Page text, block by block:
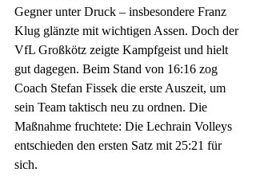
Gegner unter Druck – insbesondere Franz
Klug glänzte mit wichtigen Assen. Doch der
VfL Großkötz zeigte Kampfgeist und hielt
gut dagegen. Beim Stand von 16:16 zog
Coach Stefan Fissek die erste Auszeit, um
sein Team taktisch neu zu ordnen. Die
Maßnahme fruchtete: Die Lechrain Volleys
entschieden den ersten Satz mit 25:21 für
sich.